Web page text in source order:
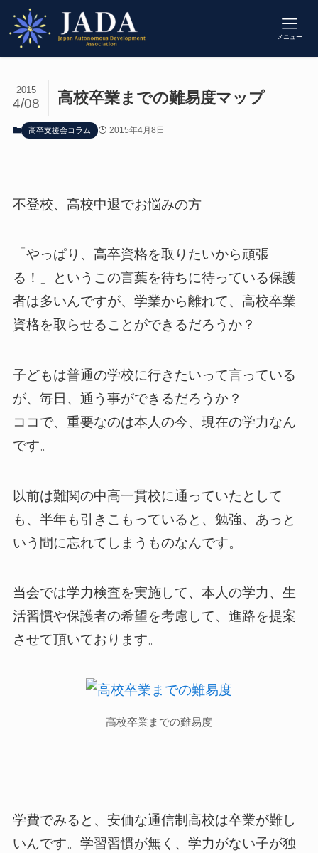
メニュー
高校卒業までの難易度マップ
2015
4/08
高卒支援会コラム 2015年4月8日
不登校、高校中退でお悩みの方
「やっぱり、高卒資格を取りたいから頑張
る！」というこの言葉を待ちに待っている保護
者は多いんですが、学業から離れて、高校卒業
資格を取らせることができるだろうか？
子どもは普通の学校に行きたいって言っている
が、毎日、通う事ができるだろうか？
ココで、重要なのは本人の今、現在の学力なん
です。
以前は難関の中高一貫校に通っていたとして
も、半年も引きこもっていると、勉強、あっと
いう間に忘れてしまうものなんです。
当会では学力検査を実施して、本人の学力、生
活習慣や保護者の希望を考慮して、進路を提案
させて頂いております。
高校卒業までの難易度
学費でみると、安価な通信制高校は卒業が難し
いんです。学習習慣が無く、学力がない子が独